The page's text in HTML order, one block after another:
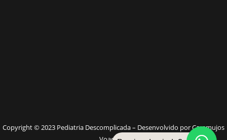
Copyright © 2023 Pediatria Descomplicada – Desenvolvido por Caramujos
W